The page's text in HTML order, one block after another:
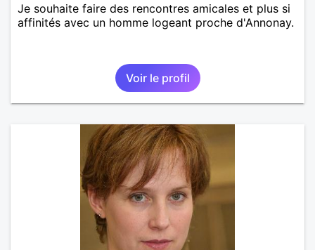
Je souhaite faire des rencontres amicales et plus si
affinités avec un homme logeant proche d'Annonay.
Voir le profil